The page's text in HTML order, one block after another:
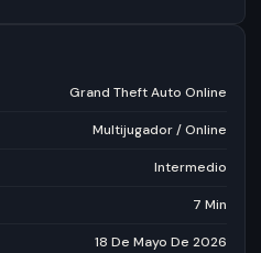
Grand Theft Auto Online
Multijugador / Online
Intermedio
7 Min
18 De Mayo De 2026